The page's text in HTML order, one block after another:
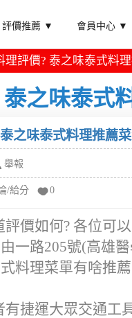
評價推薦 ▼ 會員中心 ▼
理評價? 泰之味泰式料
之味泰式
之味泰式料理推薦
舉報
/給分 0
價如何? 各位可
一路205號(高雄
料理菜單有啥推
捷運大眾交通工